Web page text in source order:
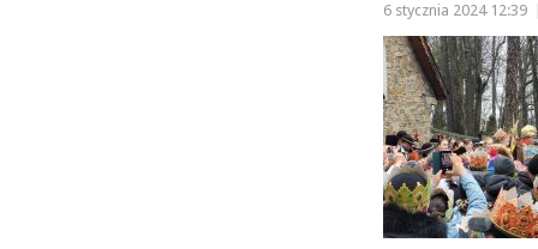
6 stycznia 2024 12:39